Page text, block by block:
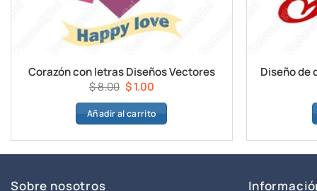
Corazón con letras Diseños Vectores
$8.00 El
precio
original
$ 8.00.
$1.00El
precio
actual
$ 1.00.
Añadir al carrito
Diseño de
Sobre nosotros